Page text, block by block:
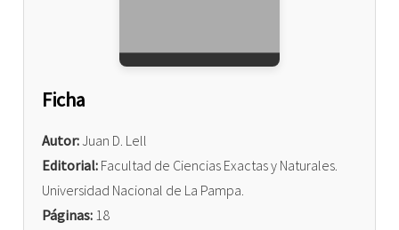
Ficha
Autor:Juan D. Lell
Editorial: Facultad de Ciencias Exactas y Naturales.
Universidad Nacional de La Pampa.
Páginas: 18